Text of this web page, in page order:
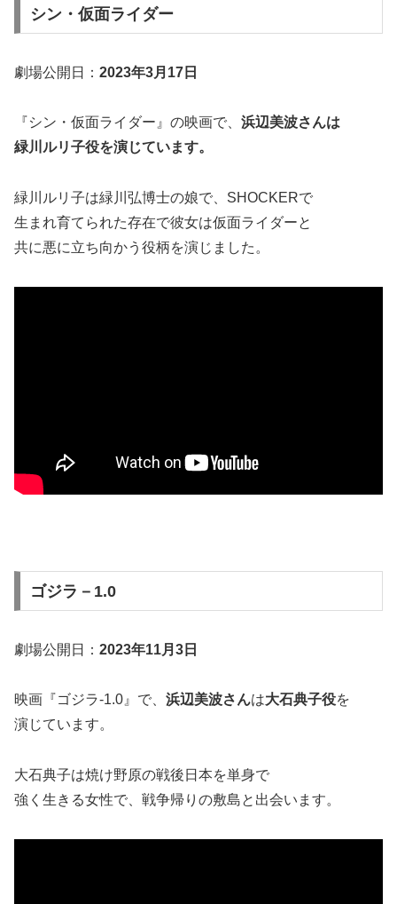
シン・仮面ライダー
劇場公開日： 2023年3月17日
『シン・仮面ライダー』の映画で、 浜辺美波さんは
緑川ルリ子役を演じています。
緑川ルリ子は緑川弘博士の娘で、SHOCKERで
生まれ育てられた存在で彼女は仮面ライダーと
共に悪に立ち向かう役柄を演じました。
ゴジラ－1.0
劇場公開日： 2023年11月3日
映画『ゴジラ-1.0』で、 浜辺美波さんは大石典子役を
演じています。
大石典子は焼け野原の戦後日本を単身で
強く生きる女性で、戦争帰りの敷島と出会います。